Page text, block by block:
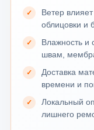
Ветер
облицовки и
Влажность и
швам,
Доставка
времени и
Локальный
лишнего